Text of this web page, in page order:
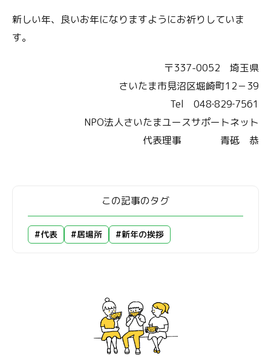
新しい年、良いお年になりますようにお祈りしていま
す。
〒337-0052 埼玉県
さいたま市見沼区堀崎町12－39
Tel 048‐829‐7561
NPO法人さいたまユースサポートネット
代表理事 青砥 恭
この記事のタグ
#代表 #居場所 #新年の挨拶